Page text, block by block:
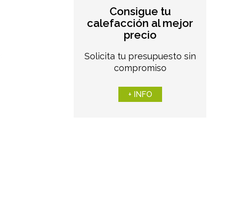
Consigue tu
calefacción al mejor
precio
Solicita tu presupuesto sin
compromiso
+ INFO